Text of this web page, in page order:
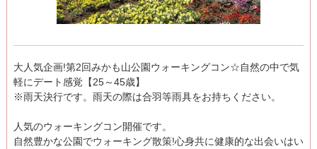
大人気企画!第2回みかも山公園ウォーキングコン☆自然の中で気
軽にデート感覚【25～45歳】
※雨天決行です。雨天の際は合羽等雨具をお持ちください。
人気のウォーキングコン開催です。
自然豊かな公園でウォーキング散策!心身共に健康的な出会いはい